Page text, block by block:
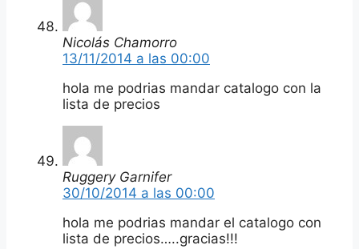
Nicolás Chamorro
13/11/2014 a las 00:00
hola me podrias mandar catalogo con la
lista de precios
Ruggery Garnifer
30/10/2014 a las 00:00
hola me podrias mandar el catalogo con
lista de precios…..gracias!!!